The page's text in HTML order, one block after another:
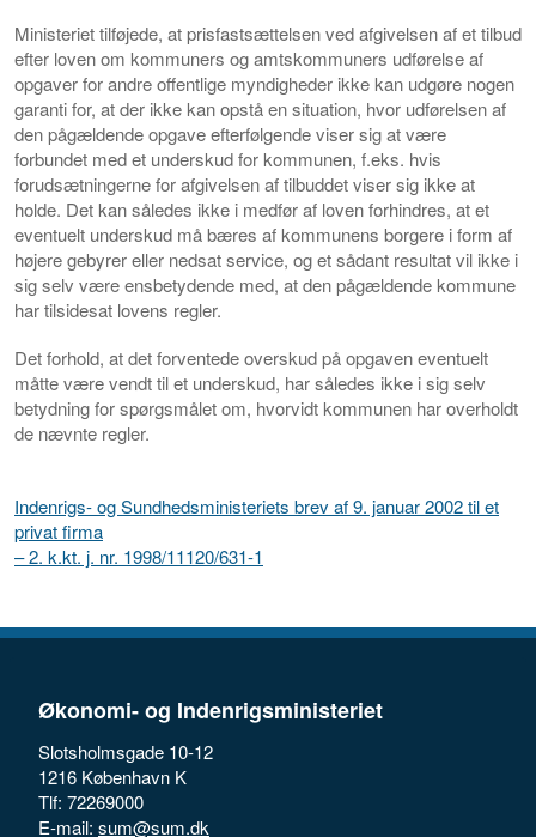
Ministeriet tilføjede, at prisfastsættelsen ved afgivelsen af et tilbud
efter loven om kommuners og amtskommuners udførelse af
opgaver for andre offentlige myndigheder ikke kan udgøre nogen
garanti for, at der ikke kan opstå en situation, hvor udførelsen af
den pågældende opgave efterfølgende viser sig at være
forbundet med et underskud for kommunen, f.eks. hvis
forudsætningerne for afgivelsen af tilbuddet viser sig ikke at
holde. Det kan således ikke i medfør af loven forhindres, at et
eventuelt underskud må bæres af kommunens borgere i form af
højere gebyrer eller nedsat service, og et sådant resultat vil ikke i
sig selv være ensbetydende med, at den pågældende kommune
har tilsidesat lovens regler.
Det forhold, at det forventede overskud på opgaven eventuelt
måtte være vendt til et underskud, har således ikke i sig selv
betydning for spørgsmålet om, hvorvidt kommunen har overholdt
de nævnte regler.
Indenrigs- og Sundhedsministeriets brev af 9. januar 2002 til et
privat firma
– 2. k.kt. j. nr. 1998/11120/631-1
Økonomi- og Indenrigsministeriet
Slotsholmsgade 10-12
1216 København K
Tlf: 72269000
E-mail: sum@sum.dk